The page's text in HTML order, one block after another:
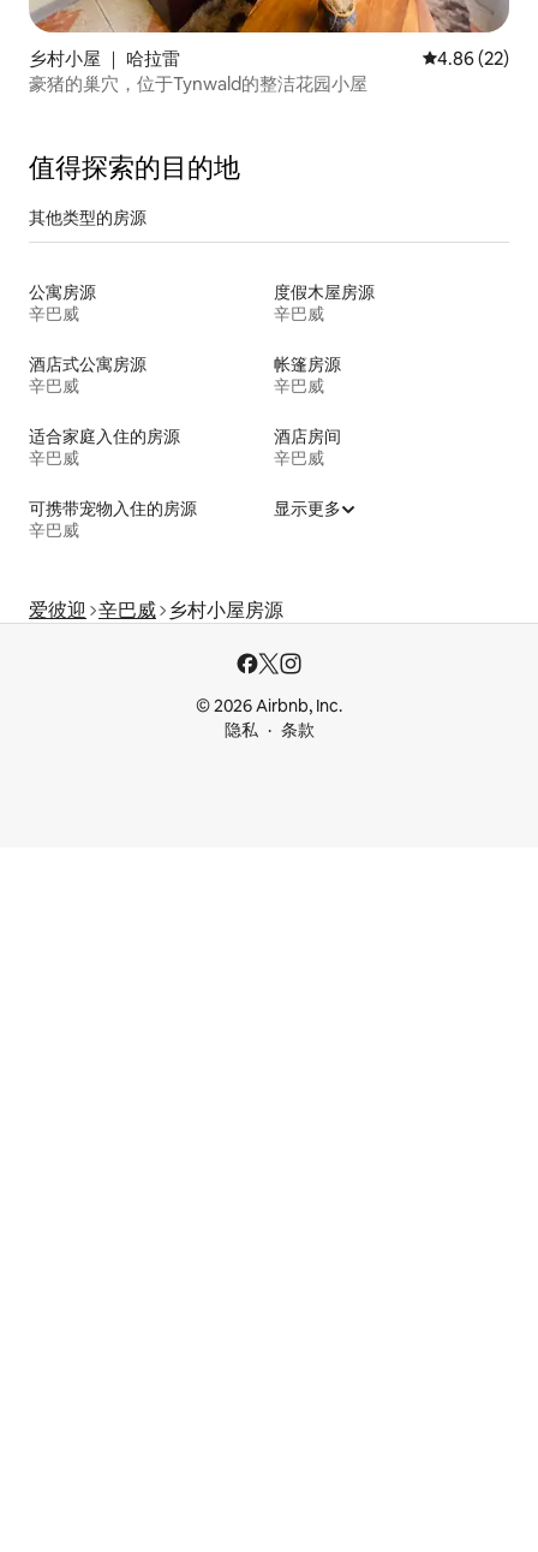
乡村小屋 ｜ 哈拉雷 平均评分
4.86 (22)
豪猪的巢穴，位于Tynwald的整洁花园小屋
值得探索的目的地
其他类型的房源
公寓房源
辛巴威
度假木屋房源
辛巴威
酒店式公寓房源
辛巴威
帐篷房源
辛巴威
适合家庭入住的房源
辛巴威
酒店房间
辛巴威
可携带宠物入住的房源
辛巴威
显示更多
爱彼迎 辛巴威 乡村小屋房源
© 2026 Airbnb, Inc.
隐私
条款